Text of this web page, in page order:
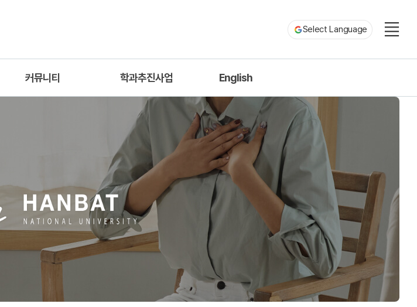
Select Language
커뮤니티
학과유튜브(Youtube)
학과추진사업
중소기업 계약학과
스마트제조고급인력양성사업
English
About IME
People
Academics